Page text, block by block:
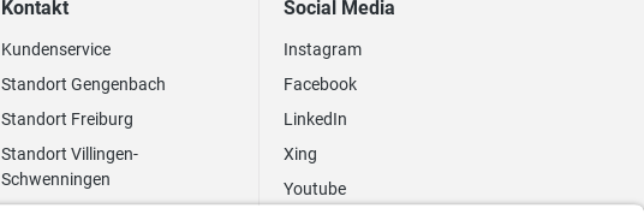
Kontakt
Kundenservice
Standort Gengenbach
Standort Freiburg
Standort Villingen-
Schwenningen
Social Media
Instagram
Facebook
LinkedIn
Xing
Youtube